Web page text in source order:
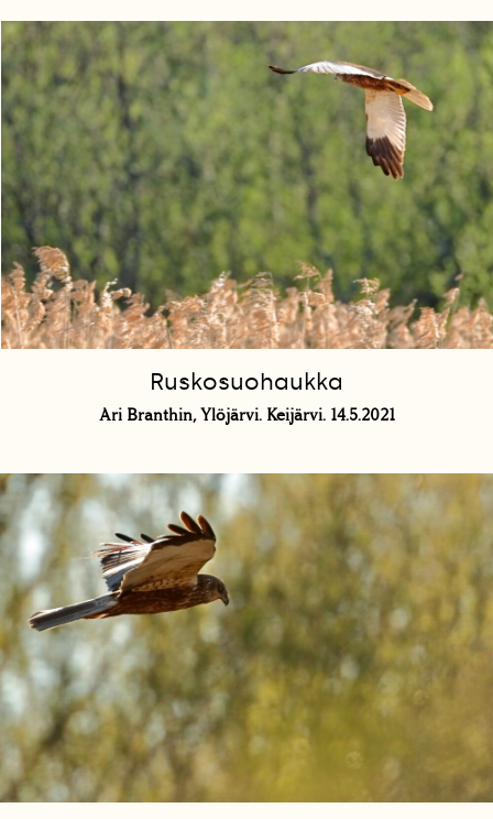
Ruskosuohaukka
Ari Branthin, Ylöjärvi. Keijärvi. 14.5.2021